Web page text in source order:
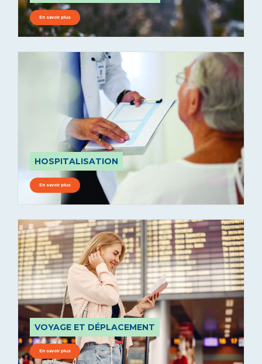
En savoir plus
HOSPITALISATION
En savoir plus
VOYAGE ET DÉPLACEMENT
En savoir plus